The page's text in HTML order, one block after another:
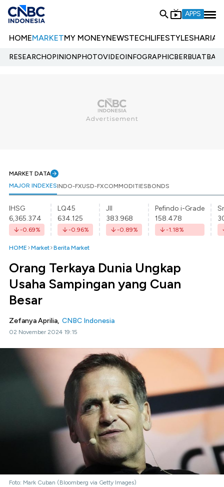
APPS
HOMEMARKETMY MONEYNEWSTECHLIFESTYLESHARIA
RESEARCHOPINIONPHOTOVIDEOINFOGRAPHIC
MARKET DATA
MAJOR INDEXESINDO-FXUSD-FXCOMMODITIESBONDS
IHSG
6,365.374
-0.69%
LQ45
634.125
-0.96%
JII
383.968
-0.89%
Pefindo i-Grade
158.478
-1.18%
HOME Market Berita Market
Orang Terkaya Dunia Ungkap
Usaha Sampingan yang Cuan
Besar
Zefanya Aprilia, CNBC Indonesia
02 November 2024 19:15
Foto: Mark Cuban (Bloomberg via Getty Images)